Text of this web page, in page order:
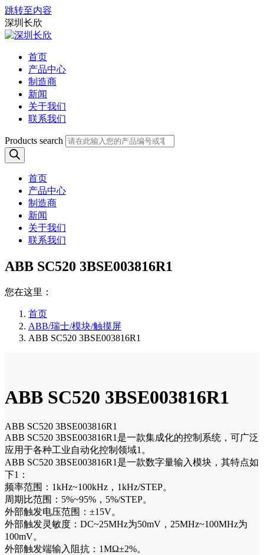
跳转至内容
深圳长欣
首页
产品中心
制造商
新闻
关于我们
联系我们
Products search
首页
产品中心
制造商
新闻
关于我们
联系我们
ABB SC520 3BSE003816R1
您在这里：
首页
ABB/瑞士/模块/触摸屏
ABB SC520 3BSE003816R1
ABB SC520 3BSE003816R1
ABB SC520 3BSE003816R1
ABB SC520 3BSE003816R1是一款集成化的控制系统，可广泛
应用于各种工业自动化控制领域1。
ABB SC520 3BSE003816R1是一款数字量输入模块，其特点如
下1：
频率范围：1kHz~100kHz，1kHz/STEP。
周期比范围：5%~95%，5%/STEP。
外部触发电压范围：±15V。
外部触发灵敏度：DC~25MHz为50mV，25MHz~100MHz为
100mV。
外部触发端输入阻抗：1MΩ±2%。